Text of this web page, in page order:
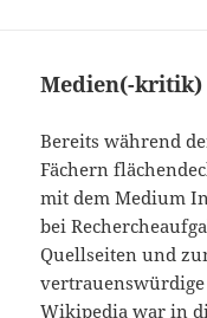
Medien(-
Bereits während
Fächern
mit dem Medium
bei
Quellseiten und
vertrauenswürdige
Wikipedia war in